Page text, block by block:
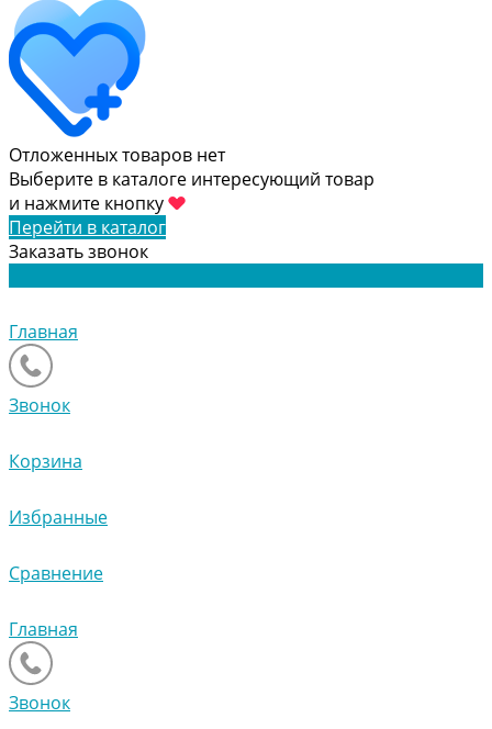
Отложенных товаров нет
Выберите в каталоге интересующий товар
и нажмите кнопку
Перейти в каталог
Заказать звонок
Главная
Звонок
Корзина
Избранные
Сравнение
Главная
Звонок